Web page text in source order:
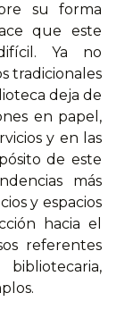
su forma
que este
Ya no
tradicionales
deja de
en papel,
y en las
de este
más
y espacios
hacia el
referentes